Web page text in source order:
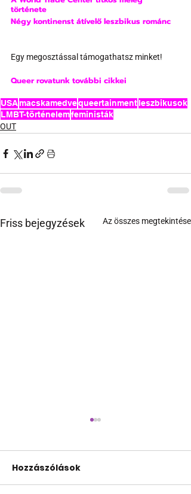
története
Négy kontinenst átívelő leszbikus románc
Egy megosztással támogathatsz minket!
Queer rovatunk további cikkei
USAmacskamedvequeertainmentleszbikusok
LMBT-történelemfeministák
OUT
Friss bejegyzések Az összes megtekintése
Hozzászólások